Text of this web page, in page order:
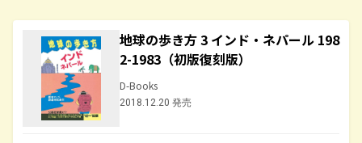
地球の歩き方 3 インド・ネパール 198
2-1983（初版復刻版）
D-Books
2018.12.20 発売